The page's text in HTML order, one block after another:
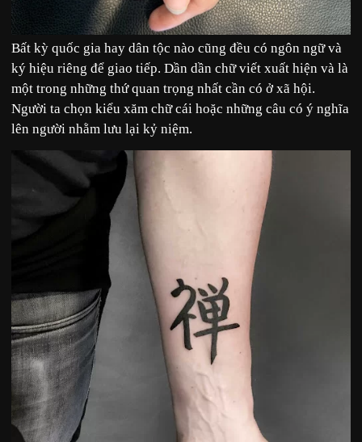
Bất kỳ quốc gia hay dân tộc nào cũng đều có ngôn ngữ và
ký hiệu riêng để giao tiếp. Dần dần chữ viết xuất hiện và là
một trong những thứ quan trọng nhất cần có ở xã hội.
Người ta chọn kiểu xăm chữ cái hoặc những câu có ý nghĩa
lên người nhằm lưu lại kỷ niệm.